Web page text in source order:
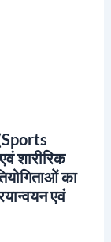
शारीरिक
का
एवं